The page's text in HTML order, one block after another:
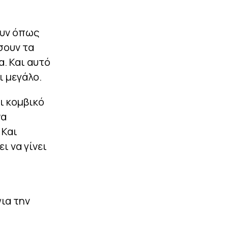
όπως
τα
Και αυτό
μεγάλο.
κομβικό
να γίνει
την